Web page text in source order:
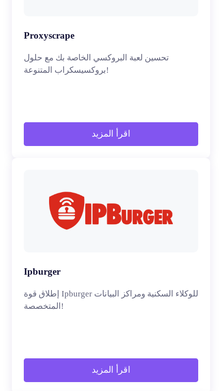
Proxyscrape
تحسين لعبة البروكسي الخاصة بك مع حلول
بروكسيسكراب المتنوعة!
اقرأ المزيد
Ipburger
إطلاق قوة Ipburger للوكلاء السكنية ومراكز البيانات
المتخصصة!
اقرأ المزيد